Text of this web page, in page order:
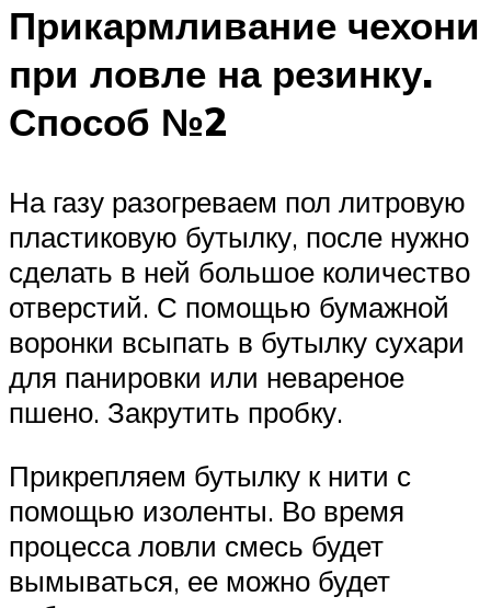
Прикармливание чехони
при ловле на резинку.
Способ №2
На газу разогреваем пол литровую
пластиковую бутылку, после нужно
сделать в ней большое количество
отверстий. С помощью бумажной
воронки всыпать в бутылку сухари
для панировки или невареное
пшено. Закрутить пробку.
Прикрепляем бутылку к нити с
помощью изоленты. Во время
процесса ловли смесь будет
вымываться, ее можно будет